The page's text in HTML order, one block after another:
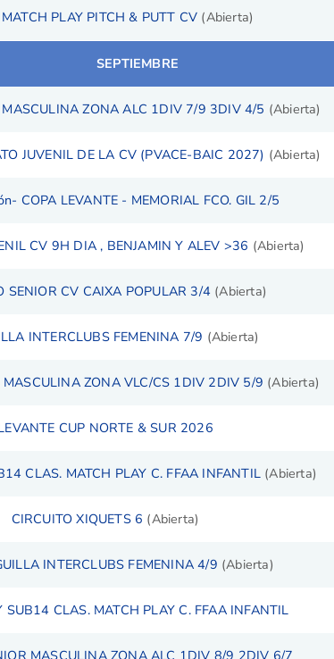
PLAY PITCH & PUTT CV (Abierta)
SEPTIEMBRE
MASCULINA ZONA ALC 1DIV 7/9 3DIV 4/5 (Abierta)
JUVENIL DE LA CV (PVACE-BAIC 2027) (Abierta)
COPA LEVANTE - MEMORIAL FCO. GIL 2/5
CV 9H DIA , BENJAMIN Y ALEV >36 (Abierta)
SENIOR CV CAIXA POPULAR 3/4 (Abierta)
INTERCLUBS FEMENINA 7/9 (Abierta)
MASCULINA ZONA VLC/CS 1DIV 2DIV 5/9 (Abierta)
CUP NORTE & SUR 2026
CLAS. MATCH PLAY C. FFAA INFANTIL (Abierta)
CIRCUITO XIQUETS 6 (Abierta)
INTERCLUBS FEMENINA 4/9 (Abierta)
SUB14 CLAS. MATCH PLAY C. FFAA INFANTIL
MASCULINA ZONA ALC 1DIV 8/9 2DIV 6/7